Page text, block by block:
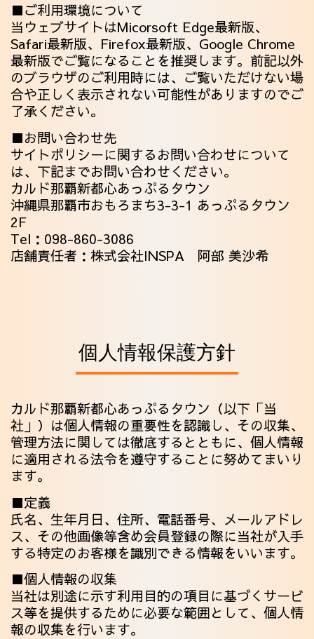
■ご利用環境について
当ウェブサイトはMicorsoft Edge最新版、
Safari最新版、Firefox最新版、Google Chrome
最新版でご覧になることを推奨します。前記以外
のブラウザのご利用時には、ご覧いただけない場
合や正しく表示されない可能性がありますのでご
了承ください。
■お問い合わせ先
サイトポリシーに関するお問い合わせについて
は、下記までお問い合わせください。
カルド那覇新都心あっぷるタウン
沖縄県那覇市おもろまち3-3-1 あっぷるタウン
2F
Tel： 098-860-3086
店舗責任者：株式会社INSPA 阿部 美沙希
個人情報保護方針
カルド那覇新都心あっぷるタウン（以下「当
社」）は個人情報の重要性を認識し、その収集、
管理方法に関しては徹底するとともに、個人情報
に適用される法令を遵守することに努めてまいり
ます。
■定義
氏名、生年月日、住所、電話番号、メールアドレ
ス、その他画像等含め会員登録の際に当社が入手
する特定のお客様を識別できる情報をいいます。
■個人情報の収集
当社は別途に示す利用目的の項目に基づくサービ
ス等を提供するために必要な範囲として、個人情
報の収集を行います。